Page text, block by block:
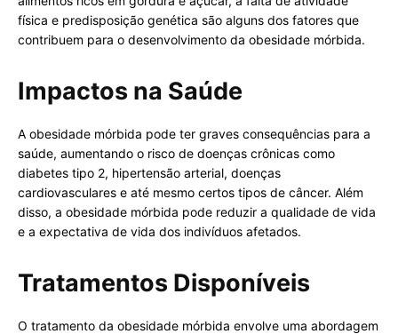
física e predisposição genética são alguns dos fatores que
contribuem para o desenvolvimento da obesidade mórbida.
Impactos na Saúde
A obesidade mórbida pode ter graves consequências para a
saúde, aumentando o risco de doenças crônicas como
diabetes tipo 2, hipertensão arterial, doenças
cardiovasculares e até mesmo certos tipos de câncer. Além
disso, a obesidade mórbida pode reduzir a qualidade de vida
e a expectativa de vida dos indivíduos afetados.
Tratamentos Disponíveis
O tratamento da obesidade mórbida envolve uma abordagem